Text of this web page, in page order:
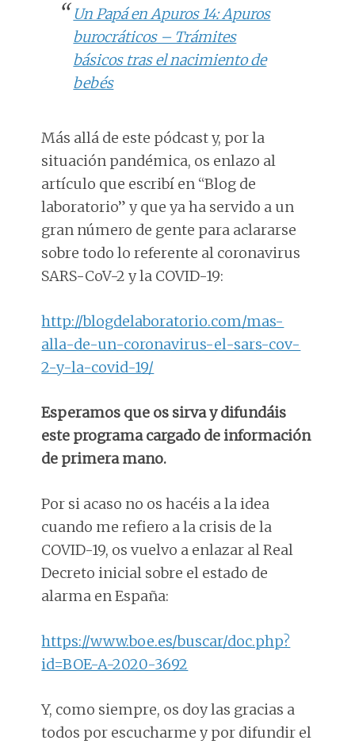
Un Papá en Apuros 14: Apuros
burocráticos – Trámites
básicos tras el nacimiento de
bebés
Más allá de este pódcast y, por la
situación pandémica, os enlazo al
artículo que escribí en “Blog de
laboratorio” y que ya ha servido a un
gran número de gente para aclararse
sobre todo lo referente al coronavirus
SARS-CoV-2 y la COVID-19:
http://blogdelaboratorio.com/mas-
alla-de-un-coronavirus-el-sars-cov-
2-y-la-covid-19/
Esperamos que os sirva y difundáis
este programa cargado de información
de primera mano.
Por si acaso no os hacéis a la idea
cuando me refiero a la crisis de la
COVID-19, os vuelvo a enlazar al Real
Decreto inicial sobre el estado de
alarma en España:
https://www.boe.es/buscar/doc.php?
id=BOE-A-2020-3692
Y, como siempre, os doy las gracias a
todos por escucharme y por difundir el